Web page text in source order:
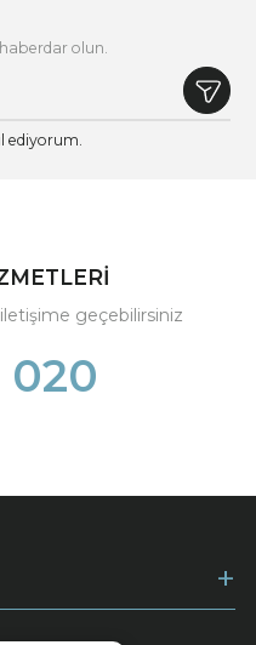
olun.
ediyorum.
geçebilirsiniz
020